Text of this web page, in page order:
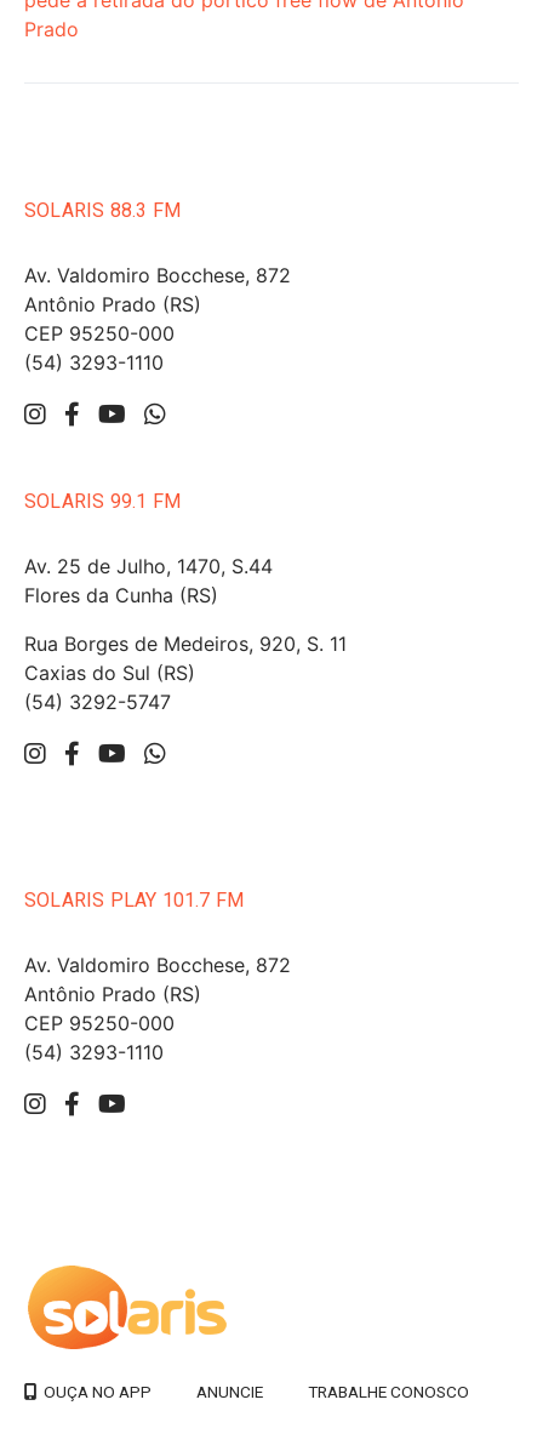
Prado
SOLARIS 88.3 FM
Av. Valdomiro Bocchese, 872
Antônio Prado (RS)
CEP 95250-000
(54) 3293-1110
SOLARIS 99.1 FM
Av. 25 de Julho, 1470, S.44
Flores da Cunha (RS)
Rua Borges de Medeiros, 920, S. 11
Caxias do Sul (RS)
(54) 3292-5747
SOLARIS PLAY 101.7 FM
Av. Valdomiro Bocchese, 872
Antônio Prado (RS)
CEP 95250-000
(54) 3293-1110
OUÇA NO APP ANUNCIE TRABALHE CONOSCO